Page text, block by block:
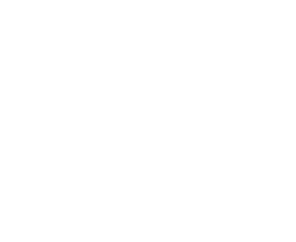
-Este adevărat că
-Din cele citite de
acestui ziar, pentru că nu
-Eu aș